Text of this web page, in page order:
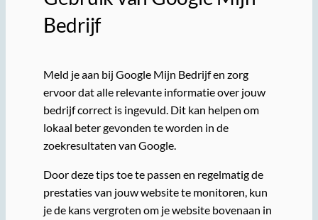
Bedrijf
Meld je aan bij Google Mijn Bedrijf en zorg
ervoor dat alle relevante informatie over jouw
bedrijf correct is ingevuld. Dit kan helpen om
lokaal beter gevonden te worden in de
zoekresultaten van Google.
Door deze tips toe te passen en regelmatig de
prestaties van jouw website te monitoren, kun
je de kans vergroten om je website bovenaan in